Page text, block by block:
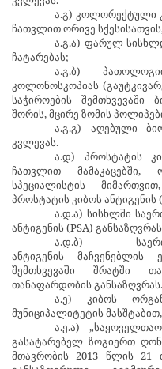
ა.გ) კოლორექტული
ჩათვლით ორივე
ა.გ.ა) ფარულ
ჩატარებას;
ა.გ.ბ)
კოლონოსკოპიას
საჭიროების
შორის, მცირე ზომის
ა.გ.გ) აღებული
კვლევას.
ა.დ) პროსტატის
ჩათვლით მამაკაცებში,
სპეციალისტის
პროსტატის კიბოს ანტიგენის
ა.დ.ა) სისხლში
ანტიგენის (PSA)
ა.დ.ბ)
ანტიგენის
შემთხვევაში შრატში
თანაფარდობის განსაზღვრას.
ა.ე) კიბოს
მუნიციპალიტეტის
ა.ე.ა)
გასატარებელ ზოგიერთ
მთავრობის 2013 წლის